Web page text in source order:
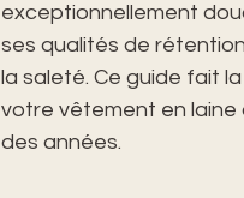
exceptionnellement
ses qualités de
la saleté. Ce guide fait
votre vêtement en
des années.